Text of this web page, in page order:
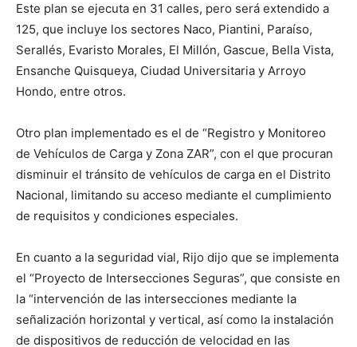
Este plan se ejecuta en 31 calles, pero será extendido a
125, que incluye los sectores Naco, Piantini, Paraíso,
Serallés, Evaristo Morales, El Millón, Gascue, Bella Vista,
Ensanche Quisqueya, Ciudad Universitaria y Arroyo
Hondo, entre otros.
Otro plan implementado es el de “Registro y Monitoreo
de Vehículos de Carga y Zona ZAR”, con el que procuran
disminuir el tránsito de vehículos de carga en el Distrito
Nacional, limitando su acceso mediante el cumplimiento
de requisitos y condiciones especiales.
En cuanto a la seguridad vial, Rijo dijo que se implementa
el “Proyecto de Intersecciones Seguras”, que consiste en
la “intervención de las intersecciones mediante la
señalización horizontal y vertical, así como la instalación
de dispositivos de reducción de velocidad en las